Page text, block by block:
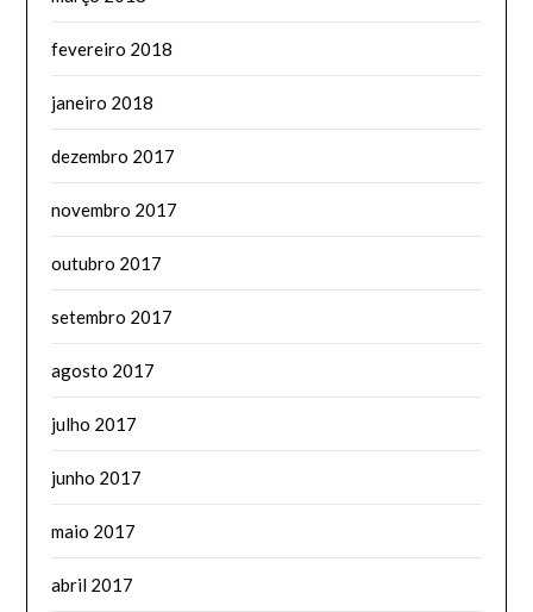
fevereiro 2018
janeiro 2018
dezembro 2017
novembro 2017
outubro 2017
setembro 2017
agosto 2017
julho 2017
junho 2017
maio 2017
abril 2017